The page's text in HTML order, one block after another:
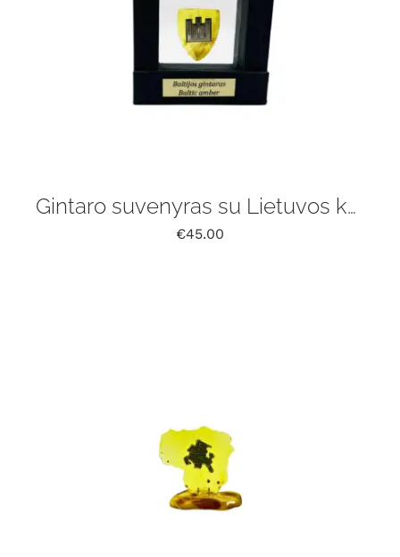
Gintaro suvenyras su Lietuvos kariuomenės ženklo rėmelyje
€45.00